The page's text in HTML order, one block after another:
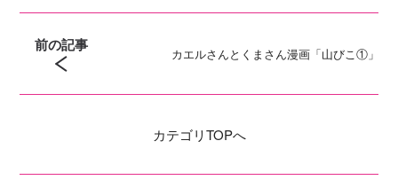
前の記事 カエルさんとくまさん漫画「山びこ①」
カテゴリTOPへ